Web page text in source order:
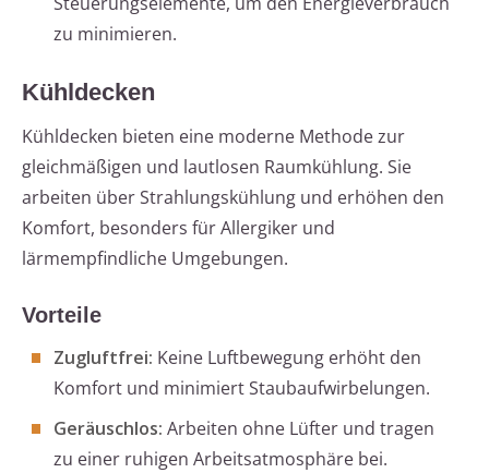
zu minimieren.
Kühldecken
Kühldecken bieten eine moderne Methode zur
gleichmäßigen und lautlosen Raumkühlung. Sie
arbeiten über Strahlungskühlung und erhöhen den
Komfort, besonders für Allergiker und
lärmempfindliche Umgebungen.
Vorteile
Zugluftfrei: Keine Luftbewegung erhöht den
Komfort und minimiert Staubaufwirbelungen.
Geräuschlos: Arbeiten ohne Lüfter und tragen
zu einer ruhigen Arbeitsatmosphäre bei.